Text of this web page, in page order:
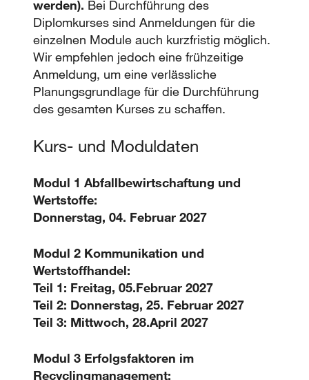
werden). Bei Durchführung des
Diplomkurses sind Anmeldungen für die
einzelnen Module auch kurzfristig möglich.
Wir empfehlen jedoch eine frühzeitige
Anmeldung, um eine verlässliche
Planungsgrundlage für die Durchführung
des gesamten Kurses zu schaffen.
Kurs- und Moduldaten
Modul 1 Abfallbewirtschaftung und
Wertstoffe:
Donnerstag, 04. Februar 2027
Modul 2 Kommunikation und
Wertstoffhandel:
Teil 1: Freitag, 05.Februar 2027
Teil 2: Donnerstag, 25. Februar 2027
Teil 3: Mittwoch, 28.April 2027
Modul 3 Erfolgsfaktoren im
Recyclingmanagement: